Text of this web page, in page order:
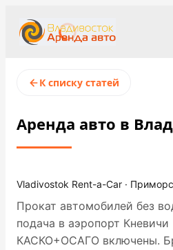
+7 (423) 202-66-48
rent@vladivostokrentacar.ru
Станции проката
О компании
К списку статей
Аренда авто в
Vladivostok Rent-a-Car ·
Прокат автомобилей без
подача в аэропорт Кневичи
КАСКО+ОСАГО включены.